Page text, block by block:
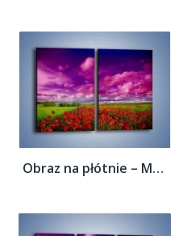
Obraz na płótnie – Maki nad fioletowymi...